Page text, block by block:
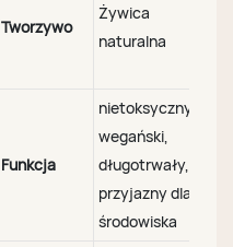
Tworzywo
Żywica
naturalna
Funkcja
nietoksyczny,
wegański,
długotrwały,
przyjazny dla
środowiska